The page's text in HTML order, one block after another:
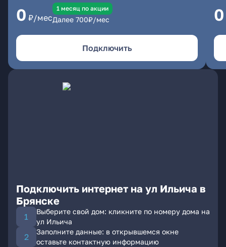
0 ₽/мес
1 месяц по акции
Далее 700₽/мес
Подключить
0
Подключить интернет на ул Ильича в
Брянске
Выберите свой дом: кликните по номеру дома на
ул Ильича
Заполните данные: в открывшемся окне
оставьте контактную информацию